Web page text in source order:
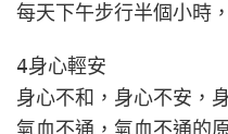
每天下午步行半個小時
4身心輕安
身心不和，身心不安，
氣血不通，氣血不通的